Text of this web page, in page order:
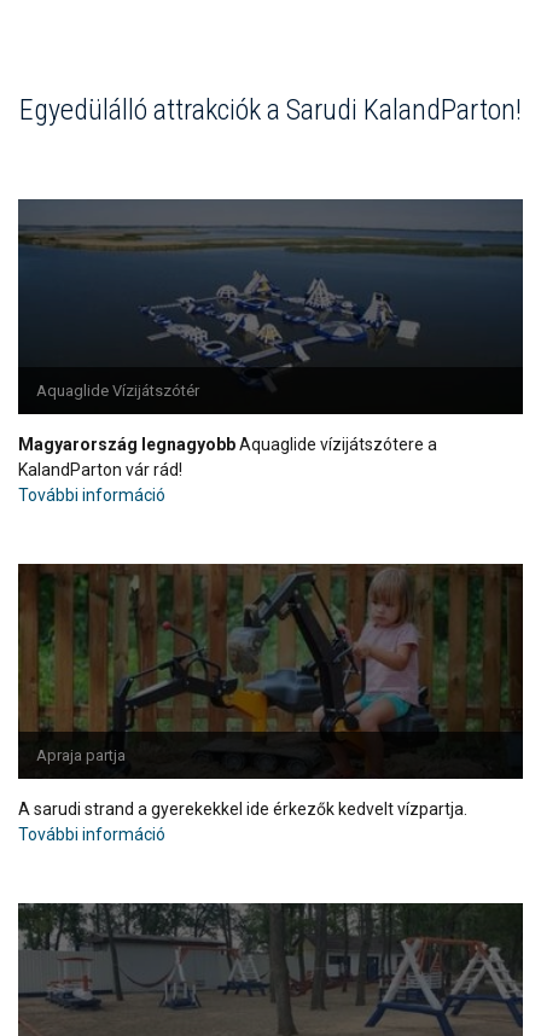
Egyedülálló attrakciók a Sarudi KalandParton!
Aquaglide Vízijátszótér
Magyarország legnagyobbAquaglide vízijátszótere a
KalandParton vár rád!
További információ
Apraja partja
A sarudi strand a gyerekekkel ide érkezők kedvelt vízpartja.
További információ